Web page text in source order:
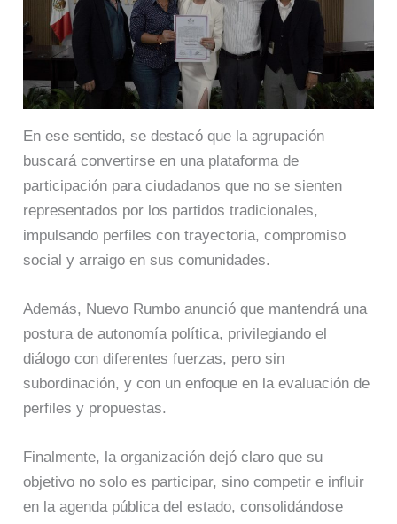
En ese sentido, se destacó que la agrupación
buscará convertirse en una plataforma de
participación para ciudadanos que no se sienten
representados por los partidos tradicionales,
impulsando perfiles con trayectoria, compromiso
social y arraigo en sus comunidades.
Además, Nuevo Rumbo anunció que mantendrá una
postura de autonomía política, privilegiando el
diálogo con diferentes fuerzas, pero sin
subordinación, y con un enfoque en la evaluación de
perfiles y propuestas.
Finalmente, la organización dejó claro que su
objetivo no solo es participar, sino competir e influir
en la agenda pública del estado, consolidándose